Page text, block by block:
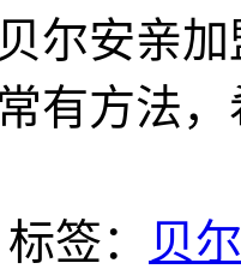
尔安亲
有方法
标签：
贝